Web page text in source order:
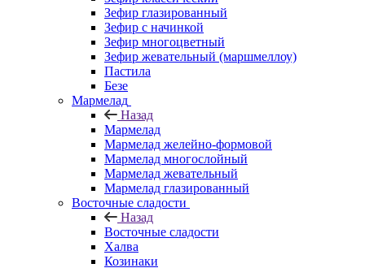
Зефир глазированный
Зефир с начинкой
Зефир многоцветный
Зефир жевательный (маршмеллоу)
Пастила
Безе
Мармелад
Назад
Мармелад
Мармелад желейно-формовой
Мармелад многослойный
Мармелад жевательный
Мармелад глазированный
Восточные сладости
Назад
Восточные сладости
Халва
Козинаки